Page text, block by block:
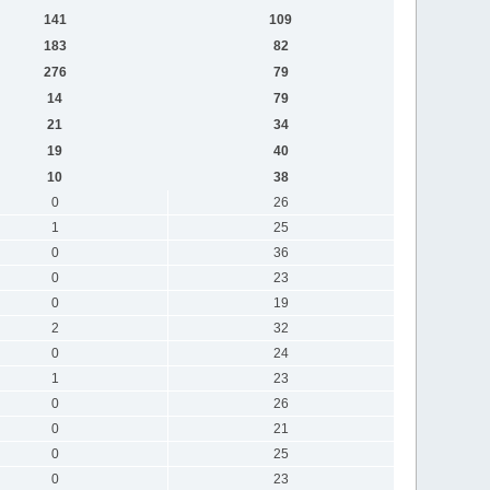
141
109
183
82
276
79
14
79
21
34
19
40
10
38
0
26
1
25
0
36
0
23
0
19
2
32
0
24
1
23
0
26
0
21
0
25
0
23